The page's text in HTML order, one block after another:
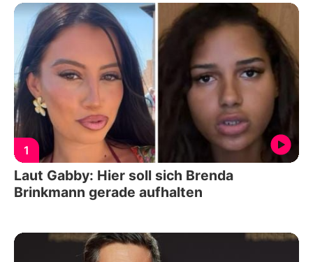
1
Laut Gabby: Hier soll sich Brenda
Brinkmann gerade aufhalten